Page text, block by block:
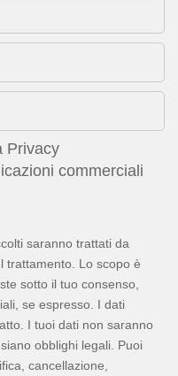
Privacy
commerciali
saranno trattati da
trattamento. Lo scopo è
sotto il tuo consenso,
se espresso. I dati
I tuoi dati non saranno
obblighi legali. Puoi
cancellazione,